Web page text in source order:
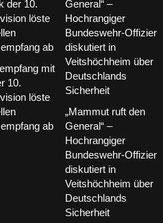
mit
10.
löste
ab
„Mammut ruft den
General“ –
Hochrangiger
Bundeswehr-Offizier
diskutiert in
Veitshöchheim über
Deutschlands
Sicherheit